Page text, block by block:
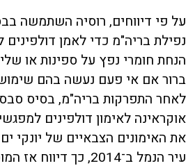
על פי דיווחים, רוסיה השתמשה
נפילת בריה"מ כדי לאמן דולפינים
הנחת חומרי נפץ על ספינות או
ברור אם אי פעם נעשה בהם
לאחר התפרקות בריה"מ, בסיס
אוקראינה לאימון דולפינים
את האימונים הצבאיים של
עיר הנמל ב־2014, כך דיווח אז המוסקבה טיימס.